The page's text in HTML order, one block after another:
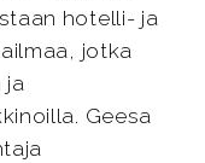
hotelli- ja
jotka
ja
Geesa